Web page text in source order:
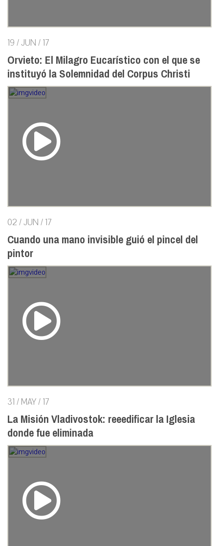
19 / JUN / 17
Orvieto: El Milagro Eucarístico con el que se
instituyó la Solemnidad del Corpus Christi
02 / JUN / 17
Cuando una mano invisible guió el pincel del
pintor
31 / MAY / 17
La Misión Vladivostok: reeedificar la Iglesia
donde fue eliminada